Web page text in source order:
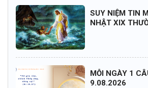
SUY NIỆM TIN
NHẬT XIX
MỖI NGÀY 1
9.08.2026